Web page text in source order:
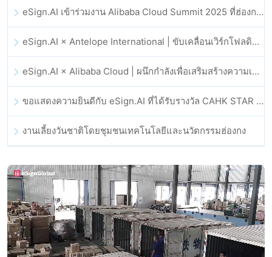
eSign.AI เข้าร่วมงาน Alibaba Cloud Summit 2025 ที่ฮ่องกง เพื่อขับเคลื่อนนวัตกรรมคลาวด์ที่ขับเคลื่อนด้วย AI และความเชื่อมั่นทางดิจิทัล
eSign.AI × Antelope International | ขับเคลื่อนเวิร์กโฟลดิจิทัลที่ปลอดภัยและขับเคลื่อนด้วย AI
eSign.AI × Alibaba Cloud | ผนึกกำลังเพื่อเสริมสร้างความเชื่อมั่นดิจิทัลระดับโลกสำหรับฟินเทค
ขอแสดงความยินดีกับ eSign.AI ที่ได้รับรางวัล CAHK STAR Award 2025
งานเลี้ยงวันชาติโดยชุมชนเทคโนโลยีและนวัตกรรมฮ่องกง